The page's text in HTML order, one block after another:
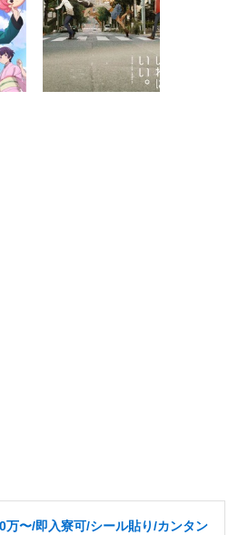
万〜/即入寮可/シール貼り/カンタン